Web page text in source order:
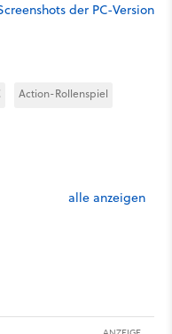
der PC-Version
Action-Rollenspiel
alle anzeigen